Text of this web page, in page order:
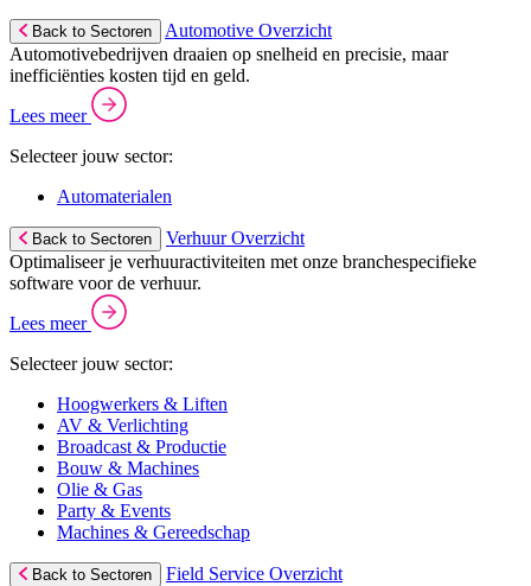
Back to Sectoren
Automotive Overzicht
Automotivebedrijven draaien op snelheid en precisie, maar
inefficiënties kosten tijd en geld.
Lees meer
Selecteer jouw sector:
Automaterialen
Back to Sectoren
Verhuur Overzicht
Optimaliseer je verhuuractiviteiten met onze branchespecifieke
software voor de verhuur.
Lees meer
Selecteer jouw sector:
Hoogwerkers & Liften
AV & Verlichting
Broadcast & Productie
Bouw & Machines
Olie & Gas
Party & Events
Machines & Gereedschap
Back to Sectoren
Field Service Overzicht